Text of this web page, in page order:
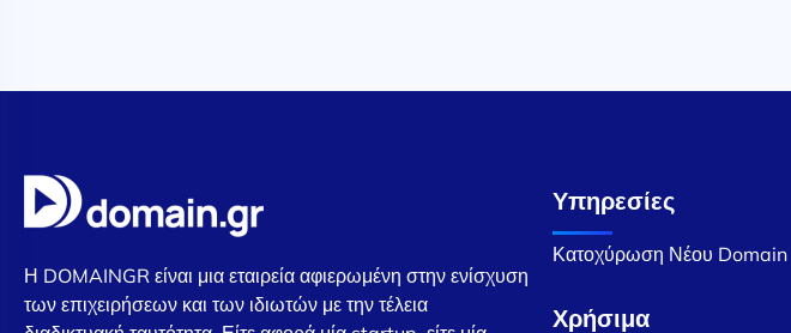
Η DOMAINGR είναι μια εταιρεία αφιερωμένη στην ενίσχυση
των επιχειρήσεων και των ιδιωτών με την τέλεια
Υπηρεσίες
Κατοχύρωση Νέου Domain
Χρήσιμα